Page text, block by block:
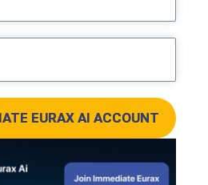
EURAX AI ACCOUNT